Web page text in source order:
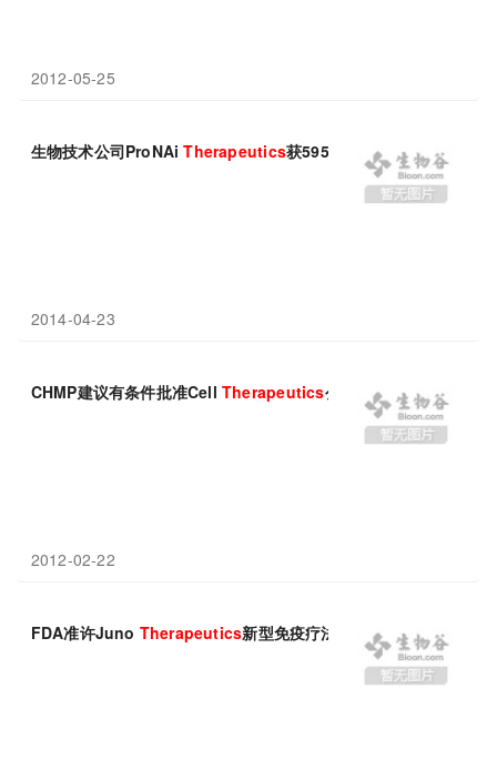
2012-05-25
生物技术公司ProNAiTherapeutics获5950万美元风险投资
2014-04-23
CHMP建议有条件批准CellTherapeutics公司药物Pixuvri用于淋
2012-02-22
FDA准许Juno Therapeutics新型免疫疗法继续研究